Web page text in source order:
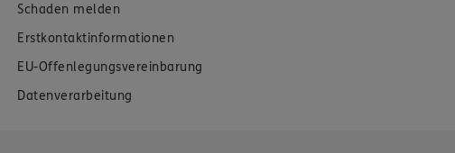
Schaden melden
Erstkontaktinformationen
EU-Offenlegungsvereinbarung
Datenverarbeitung